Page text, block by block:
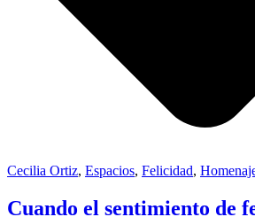
Cecilia Ortiz, Espacios, Felicidad,
Cuando el sentimiento de